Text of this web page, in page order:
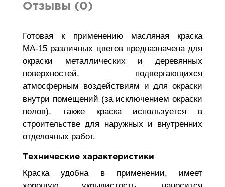
Отзывы (0)
Готовая к применению масляная краска
МА-15 различных цветов предназначена для
окраски металлических и деревянных
поверхностей, подвергающихся
атмосферным воздействиям и для окраски
внутри помещений (за исключением окраски
полов), также краска используется в
строительстве для наружных и внутренних
отделочных работ.
Технические характеристики
Краска удобна в применении, имеет